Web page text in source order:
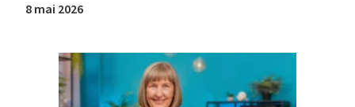
8 mai 2026